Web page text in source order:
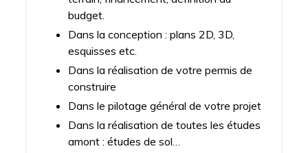
budget.
Dans la conception : plans 2D, 3D,
esquisses etc.
Dans la réalisation de votre permis de
construire
Dans le pilotage général de votre projet
Dans la réalisation de toutes les études
amont : études de sol…